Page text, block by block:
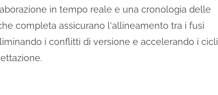
in tempo reale e una cronologia delle
completa assicurano l'allineamento tra i fusi
i conflitti di versione e accelerando i cicli